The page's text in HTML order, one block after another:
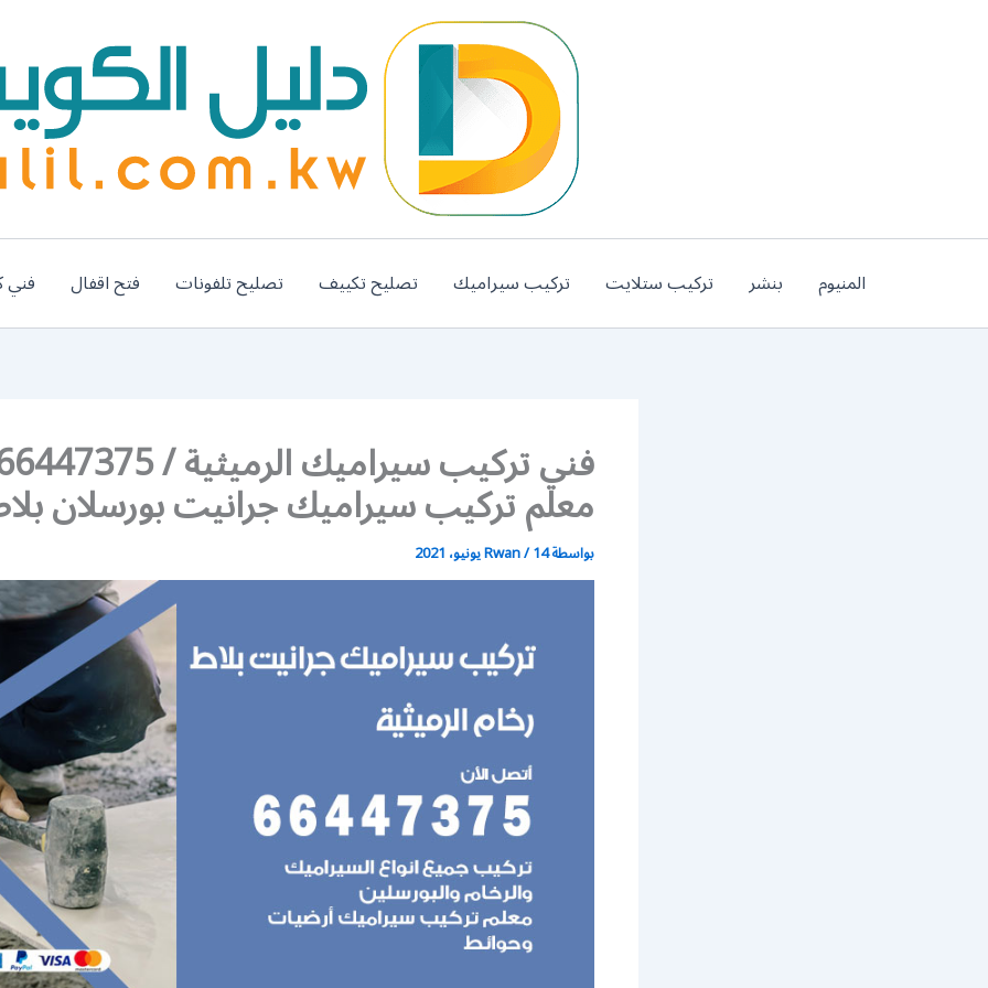
المنيوم بنشر تركيب ستلايت تركيب سيراميك تصليح تكييف تصليح تلفونات فتح اقفال فني
معلم تركيب سيراميك جرانيت بورسلان
بواسطة Rwan/14 يونيو، 2021